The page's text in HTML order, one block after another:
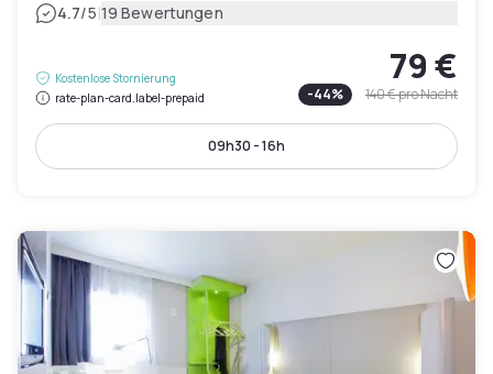
4.7/5|19 Bewertungen
Kostenlose Stornierung
rate-plan-card.label-prepaid
79 €
-44% 140 €pro Nacht
09h30 - 16h